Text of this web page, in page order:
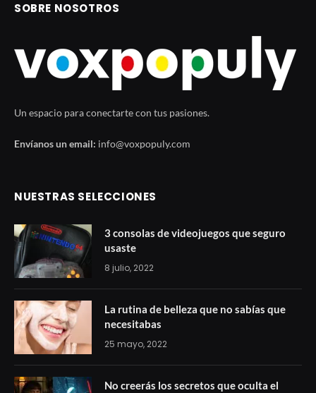
SOBRE NOSOTROS
Un espacio para conectarte con tus pasiones.
Envíanos un email: info@voxpopuly.com
NUESTRAS SELECCIONES
3 consolas de videojuegos que seguro
usaste
8 julio, 2022
La rutina de belleza que no sabías que
necesitabas
25 mayo, 2022
No creerás los secretos que oculta el